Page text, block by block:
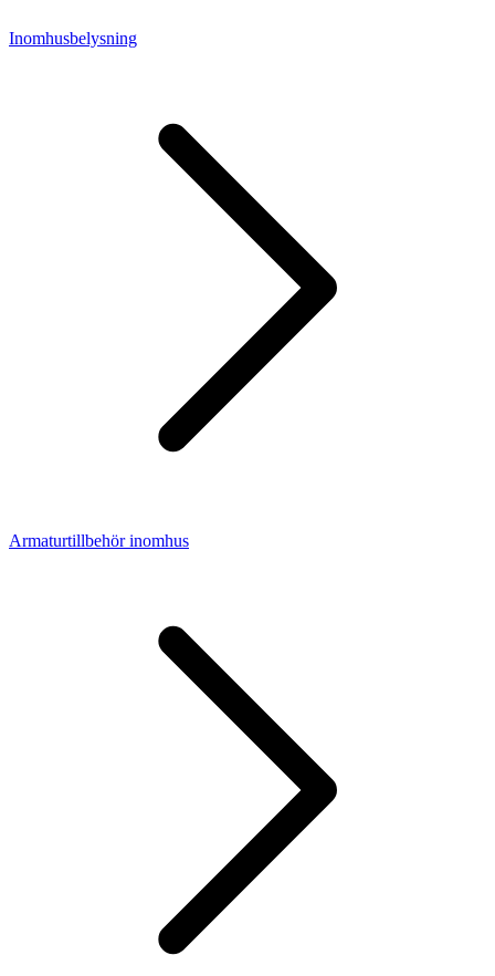
Inomhusbelysning
Armaturtillbehör inomhus